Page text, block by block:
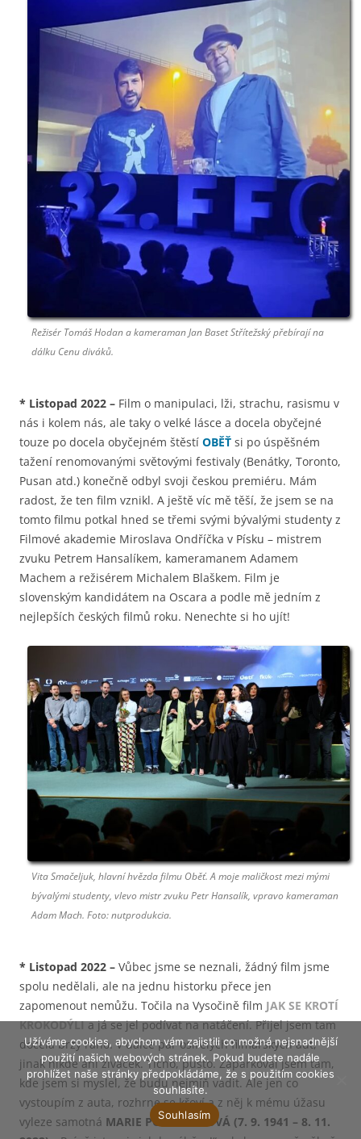
Režisér Tomáš Hodan a kameraman Jan Baset Střítežský přebírají na
dálku Cenu diváků.
* Listopad 2022 – Film o manipulaci, lži, strachu, rasismu v
nás i kolem nás, ale taky o velké lásce a docela obyčejné
touze po docela obyčejném štěstí OBĚŤ si po úspěšném
tažení renomovanými světovými festivaly (Benátky, Toronto,
Pusan atd.) konečně odbyl svoji českou premiéru. Mám
radost, že ten film vznikl. A ještě víc mě těší, že jsem se na
tomto filmu potkal hned se třemi svými bývalými studenty z
Filmové akademie Miroslava Ondříčka v Písku – mistrem
zvuku Petrem Hansalíkem, kameramanem Adamem
Machem a režisérem Michalem Blaškem. Film je
slovenským kandidátem na Oscara a podle mě jedním z
nejlepších českých filmů roku. Nenechte si ho ujít!
Vita Smačeljuk, hlavní hvězda filmu Oběť. A moje maličkost mezi mými
bývalými studenty, vlevo mistr zvuku Petr Hansalík, vpravo kameraman
Adam Mach. Foto: nutprodukcia.
* Listopad 2022 – Vůbec jsme se neznali, žádný film jsme
spolu nedělali, ale na jednu historku přece jen
zapomenout nemůžu. Točila na Vysočině film JAK SE KROTÍ
KROKODÝLIa já se jel podívat na natáčení. Přijel jsem tam
docela brzy ráno. V dálce pár osiřelých filmařských aut,
jinak nikde ani živáček. Ticho, pusto. Zaparkoval jsem tam,
kde jsem si myslel, že budu nejmíň vadit. Ale jen co
vystoupím z auta, rozhrne se křoví a z něj k mému úžasu
vyleze samotná MARIE POLEDŇÁKOVÁ (7. 9. 1941 – 8. 11.
Užíváme cookies, abychom vám zajistili co možná nejsnadnější
použití našich webových stránek. Pokud budete nadále
prohlížet naše stránky předpokládáme, že s použitím cookies
souhlasíte.
Souhlasím